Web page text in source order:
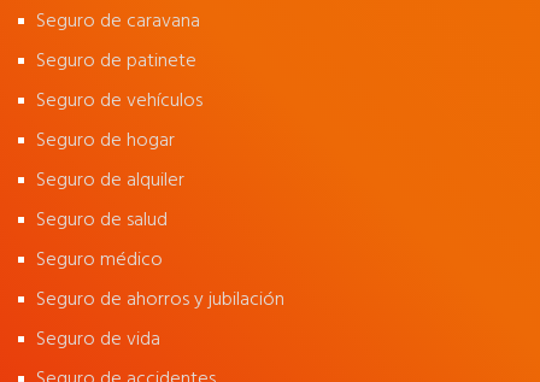
Seguro de caravana
Seguro de patinete
Seguro de vehículos
Seguro de hogar
Seguro de alquiler
Seguro de salud
Seguro médico
Seguro de ahorros y jubilación
Seguro de vida